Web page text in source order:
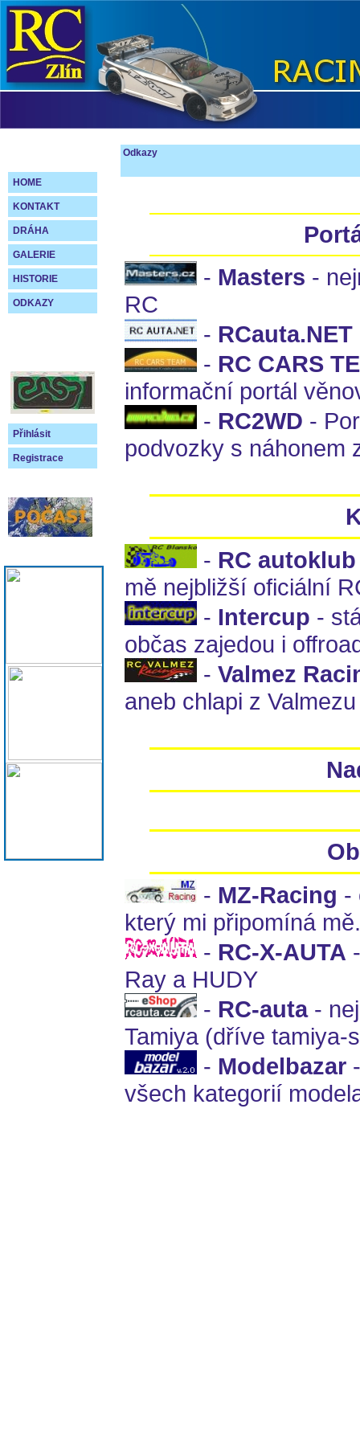
HOME
KONTAKT
DRÁHA
GALERIE
HISTORIE
ODKAZY
Přihlásit
Registrace
Odkazy
- Masters -
RC
- RCauta.NET
- RC CARS
informační portál
- RC2WD -
podvozky s náhonem
- RC
mě nejbližší oficiální
- Intercup -
občas zajedou i
- Valmez
aneb chlapi z Valmezu
- MZ-Racing -
který mi připomíná mě.
- RC-X-AUTA
Ray a HUDY
- RC-auta-
Tamiya (dříve tamiya-
- Modelbazar
všech kategorií